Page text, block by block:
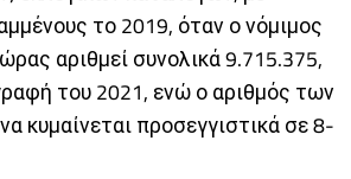
το 2019, όταν ο νόμιμος
αριθμεί συνολικά 9.715.375,
του 2021, ενώ ο αριθμός των
κυμαίνεται προσεγγιστικά σε 8-